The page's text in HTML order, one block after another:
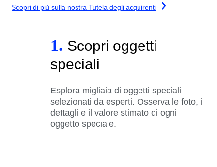
Scopri di più sulla nostra Tutela degli acquirenti
1. Scopri oggetti
speciali
Esplora migliaia di oggetti speciali
selezionati da esperti. Osserva le foto, i
dettagli e il valore stimato di ogni
oggetto speciale.